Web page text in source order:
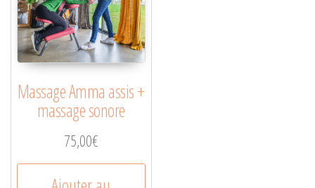
Massage Amma assis +
massage sonore
75,00€